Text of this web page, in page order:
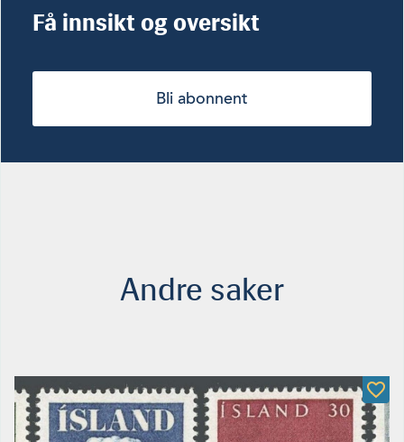
Få innsikt og oversikt
Bli abonnent
Andre saker